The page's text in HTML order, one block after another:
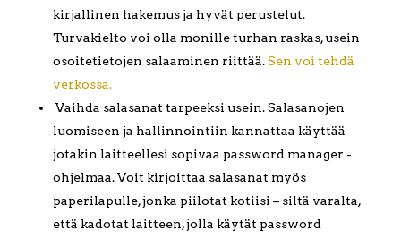
kirjallinen hakemus ja hyvät perustelut.
Turvakielto voi olla monille turhan raskas, usein
osoitetietojen salaaminen riittää.Sen voi tehdä
verkossa.
Vaihda salasanat tarpeeksi usein. Salasanojen
luomiseen ja hallinnointiin kannattaa käyttää
jotakin laitteellesi sopivaa password manager -
ohjelmaa. Voit kirjoittaa salasanat myös
paperilapulle, jonka piilotat kotiisi – siltä varalta,
että kadotat laitteen, jolla käytät password